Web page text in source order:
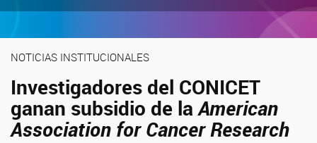
NOTICIAS INSTITUCIONALES
Investigadores del CONICET
ganan subsidio de laAmerican
Association for Cancer Research